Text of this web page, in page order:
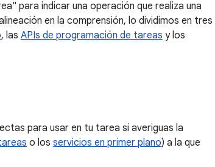
para indicar una operación que realiza una
en la comprensión, lo dividimos en tres
, las APIs de programación de tareas y los
para usar en tu tarea si averiguas la
o los servicios en primer plano) a la que